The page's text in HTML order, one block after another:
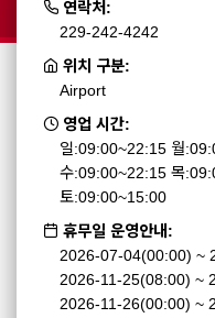
연락처:
229-242-4242
위치 구분:
Airport
영업 시간:
일:09:00~22:15 월
수:09:00~22:15 목
토:09:00~15:00
휴무일 운영안내:
2026-07-04(00:00) ~
2026-11-25(08:00) ~
2026-11-26(00:00) ~